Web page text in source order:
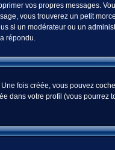
vos propres messages.
vous trouverez un petit
si un modérateur ou un
répondu.
fois créée, vous pouvez
dans votre profil (vous